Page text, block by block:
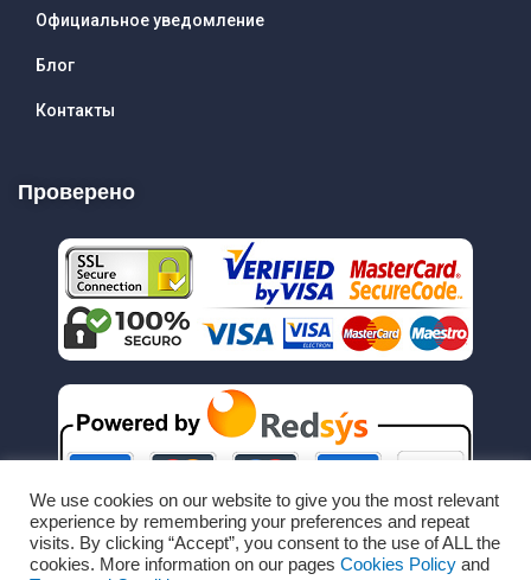
Официальное уведомление
Блог
Контакты
Проверено
We use cookies on our website to give you the most relevant
experience by remembering your preferences and repeat
visits. By clicking “Accept”, you consent to the use of ALL the
cookies. More information on our pages Cookies Policy and